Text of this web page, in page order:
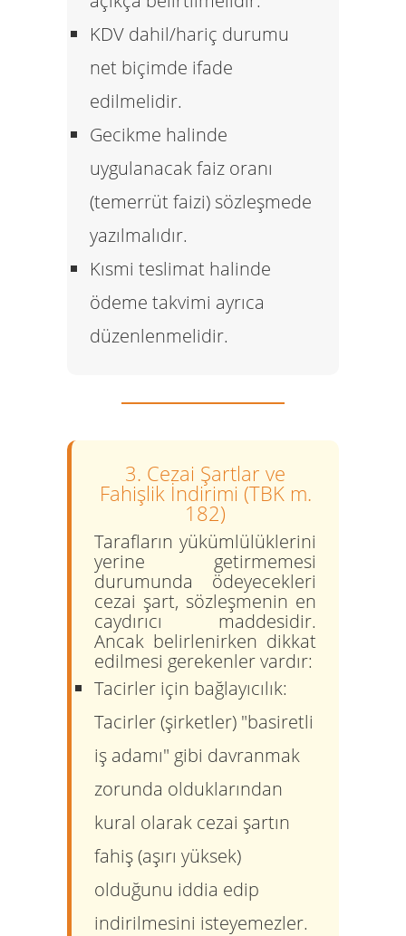
KDV dahil/hariç durumu
net biçimde ifade
edilmelidir.
Gecikme halinde
uygulanacak faiz oranı
(temerrüt faizi) sözleşmede
yazılmalıdır.
Kısmi teslimat halinde
ödeme takvimi ayrıca
düzenlenmelidir.
3. Cezai Şartlar ve
Fahişlik İndirimi (TBK m.
182)
Tarafların yükümlülüklerini
yerine getirmemesi
durumunda ödeyecekleri
cezai şart, sözleşmenin en
caydırıcı maddesidir.
Ancak belirlenirken dikkat
edilmesi gerekenler vardır:
Tacirler için bağlayıcılık:
Tacirler (şirketler) "basiretli
iş adamı" gibi davranmak
zorunda olduklarından
kural olarak cezai şartın
fahiş (aşırı yüksek)
olduğunu iddia edip
indirilmesini isteyemezler.